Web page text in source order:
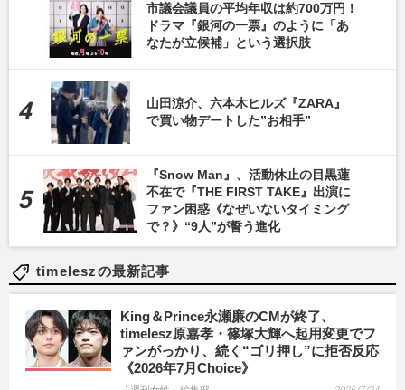
市議会議員の平均年収は約700万円！
ドラマ『銀河の一票』のように「あ
なたが立候補」という選択肢
山田涼介、六本木ヒルズ『ZARA』
で買い物デートした”お相手”
『Snow Man』、活動休止の目黒蓮
不在で『THE FIRST TAKE』出演に
ファン困惑《なぜいないタイミング
で？》“9人”が誓う進化
timeleszの最新記事
King＆Prince永瀬廉のCMが終了、
timelesz原嘉孝・篠塚大輝へ起用変更でフ
ァンがっかり、続く“ゴリ押し”に拒否反応
《2026年7月Choice》